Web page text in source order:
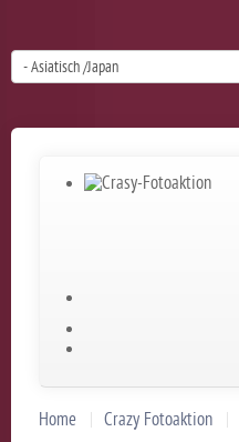
Home Crazy Fotoaktion